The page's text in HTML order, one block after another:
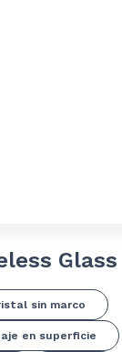
sin marco
en superficie